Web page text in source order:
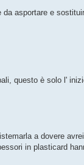
da asportare e
questo è solo l'
a dovere
in plasticard